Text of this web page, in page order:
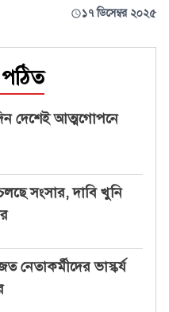
১৭ ডিসেম্বর ২০২৫
পঠিত
দেশেই আত্মগোপনে
সংসার, দাবি খুনি
ভাস্কর্য